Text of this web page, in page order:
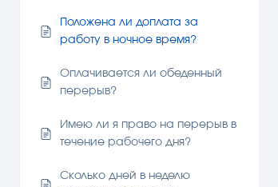
Положена ли доплата за
работу в ночное время?
Оплачивается ли обеденный
перерыв?
Имею ли я право на перерыв в
течение рабочего дня?
Сколько дней в неделю